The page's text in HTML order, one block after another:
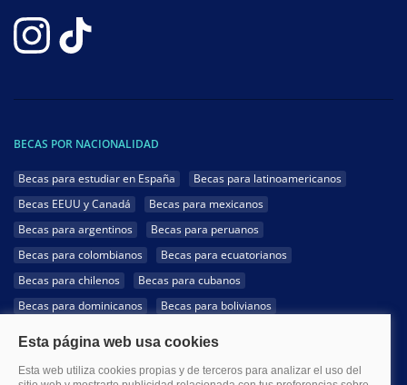
BECAS POR NACIONALIDAD
Becas para estudiar en España
Becas para latinoamericanos
Becas EEUU y Canadá
Becas para mexicanos
Becas para argentinos
Becas para peruanos
Becas para colombianos
Becas para ecuatorianos
Becas para chilenos
Becas para cubanos
Becas para dominicanos
Becas para bolivianos
Becas para hondureños
Becas para paraguayos